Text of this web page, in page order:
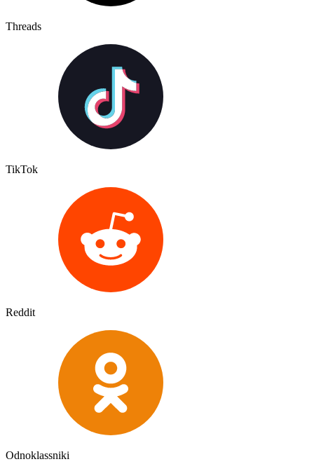
Threads
TikTok
Reddit
Odnoklassniki